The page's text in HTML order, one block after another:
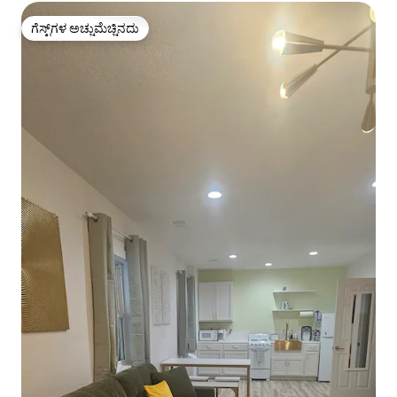
ಗೆಸ್ಟ್‌ಗಳ ಅಚ್ಚುಮೆಚ್ಚಿನದು
ಗೆಸ್ಟ್‌ಗಳ ಅಚ್ಚುಮೆಚ್ಚಿನದು